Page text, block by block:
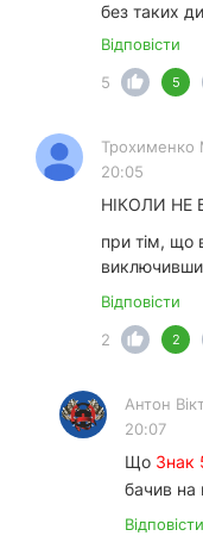
без таких
Відповісти
5
5
Трохименко
20:05
НІКОЛИ НЕ
при тім, що
Відповісти
2
2
Антон
20:07
Що Знак
бачив на
Відповісти